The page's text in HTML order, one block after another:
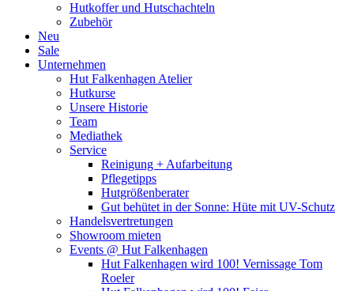
Hutkoffer und Hutschachteln
Zubehör
Neu
Sale
Unternehmen
Hut Falkenhagen Atelier
Hutkurse
Unsere Historie
Team
Mediathek
Service
Reinigung + Aufarbeitung
Pflegetipps
Hutgrößenberater
Gut behütet in der Sonne: Hüte mit UV-Schutz
Handelsvertretungen
Showroom mieten
Events @ Hut Falkenhagen
Hut Falkenhagen wird 100! Vernissage Tom
Roeler